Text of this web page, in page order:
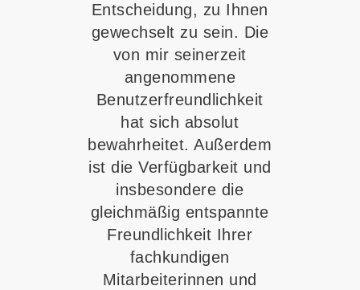
Entscheidung, zu Ihnen
gewechselt zu sein. Die
von mir seinerzeit
angenommene
Benutzerfreundlichkeit
hat sich absolut
bewahrheitet. Außerdem
ist die Verfügbarkeit und
insbesondere die
gleichmäßig entspannte
Freundlichkeit Ihrer
fachkundigen
Mitarbeiterinnen und